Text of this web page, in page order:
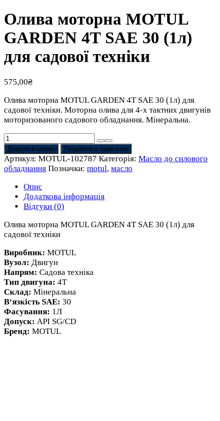
Олива моторна MOTUL
GARDEN 4T SAE 30 (1л)
для садової техніки
575,00₴
Олива моторна MOTUL GARDEN 4T SAE 30 (1л) для
садової техніки. Моторна олива для 4-х тактних двигунів
моторизованого садового обладнання. Мінеральна.
Олива
моторна
MOTUL
GARDEN
SAE
(1л)
садової
техніки
Додати в кошик Придбати в один клік
Артикул: MOTUL-102787 Категорія: Масло до силового
обладнання Позначки: motul, масло
Опис
Додаткова інформація
Відгуки (0)
Олива моторна MOTUL GARDEN 4T SAE 30 (1л) для
садової техніки
Виробник: MOTUL
Вузол: Двигун
Напрям: Садова техніка
Тип двигуна: 4T
Склад: Мінеральна
В‘язкість SAE: 30
Фасування: 1Л
Допуск: API SG/CD
Бренд: MOTUL